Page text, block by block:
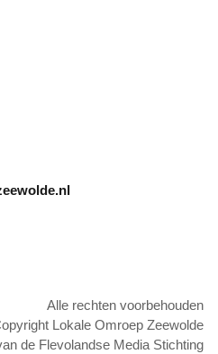
Alle rechten voorbehouden
Lokale Omroep Zeewolde
de Flevolandse Media Stichting